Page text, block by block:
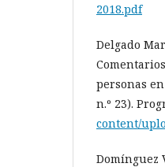
2018.pdf
Delgado
personas
n.º 23).
content/
Domínguez